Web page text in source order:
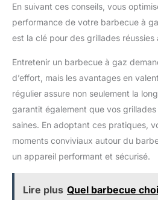
En suivant ces conseils, vous
performance de votre barbecue à
est la clé pour des grillades réussies
Entretenir un barbecue à gaz
d’effort, mais les avantages en
régulier assure non seulement la
garantit également que vos
saines. En adoptant ces pratiques,
moments conviviaux autour du
un appareil performant et sécurisé.
Lire plus Quel barbecue